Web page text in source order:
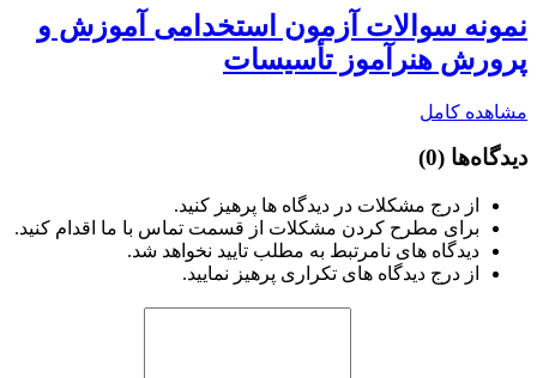
نمونه سوالات آزمون استخدامی آموزش و
پرورش هنرآموز تأسیسات
مشاهده کامل
دیدگاه‌ها (0)
از درج مشکلات در دیدگاه ها پرهیز کنید.
برای مطرح کردن مشکلات از قسمت تماس با ما اقدام کنید.
دیدگاه های نامرتبط به مطلب تایید نخواهد شد.
از درج دیدگاه های تکراری پرهیز نمایید.